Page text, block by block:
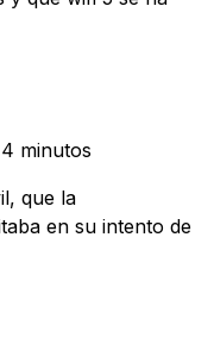
minutos
que la
en su intento de